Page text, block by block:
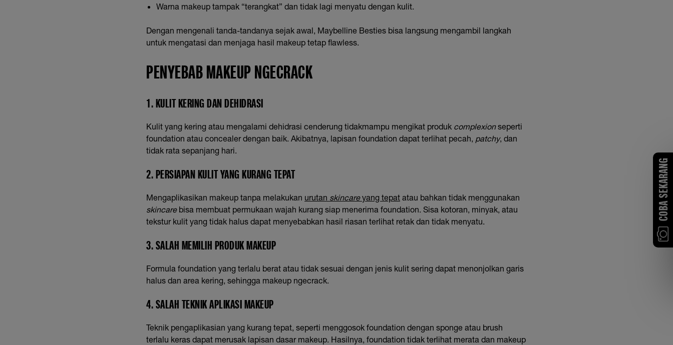
Warna makeup tampak “terangkat” dan tidak lagi menyatu dengan kulit.
Dengan mengenali tanda-tandanya sejak awal, Maybelline Besties bisa langsung mengambil langkah
untuk mengatasi dan menjaga hasil makeup tetap flawless.
PENYEBAB MAKEUP NGECRACK
1. KULIT KERING DAN DEHIDRASI
Kulit yang kering atau mengalami dehidrasi cenderung tidakmampu mengikat produk complexionseperti
foundation atau concealer dengan baik. Akibatnya, lapisan foundation dapat terlihat pecah, patchy, dan
tidak rata sepanjang hari.
2. PERSIAPAN KULIT YANG KURANG TEPAT
Mengaplikasikan makeup tanpa melakukan urutan skincareyang tepat atau bahkan tidak menggunakan
skincare bisa membuat permukaan wajah kurang siap menerima foundation. Sisa kotoran, minyak, atau
tekstur kulit yang tidak halus dapat menyebabkan hasil riasan terlihat retak dan tidak menyatu.
3. SALAH MEMILIH PRODUK MAKEUP
Formula foundation yang terlalu berat atau tidak sesuai dengan jenis kulit sering dapat menonjolkan garis
halus dan area kering, sehingga makeup ngecrack.
4. SALAH TEKNIK APLIKASI MAKEUP
Teknik pengaplikasian yang kurang tepat, seperti menggosok foundation dengan sponge atau brush
terlalu keras dapat merusak lapisan dasar makeup. Hasilnya, foundation tidak terlihat merata dan makeup
COBA SEKARANG